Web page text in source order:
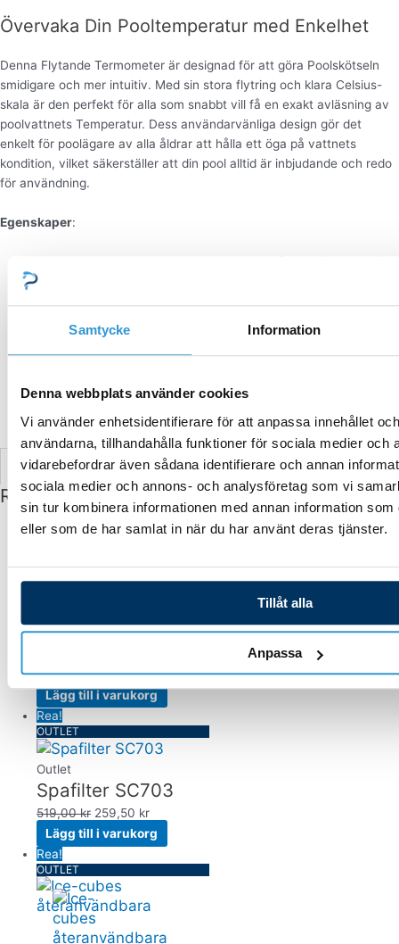
Samtycke Information
Denna webbplats använder cookies
Vi använder enhetsidentifierare för att anpassa innehållet
användarna, tillhandahålla funktioner för sociala medier och
vidarebefordrar även sådana identifierare och annan
sociala medier och annons- och analysföretag som vi
sin tur kombinera informationen med annan information som
eller som de har samlat in när du har använt deras tjänster.
Tillåt alla
Anpassa
Övervaka Din Pooltemperatur med Enkelhet
Denna Flytande Termometer är designad för att göra Poolskötseln
smidigare och mer intuitiv. Med sin stora flytring och klara Celsius-
skala är den perfekt för alla som snabbt vill få en exakt avläsning av
poolvattnets Temperatur. Dess användarvänliga design gör det
enkelt för poolägare av alla åldrar att hålla ett öga på vattnets
kondition, vilket säkerställer att din pool alltid är inbjudande och redo
för användning.
Egenskaper:
att hitta i vattnet.
Lättanvänd: Ingen installation krävs, placera bara
termometern i vattnet.
och poolkemikalier.
Perfekt för Alla Pooltyper: Användbar i både privata pooler och
offentliga badanläggningar.
Vikt
0,300000 kg
Relaterade produkter
OUTLET
Tergent
Outlet
-40°C Flakes 5 L
150,00kr 112,00kr
Lägg till i varukorg
Rea!
OUTLET
Outlet
Spafilter SC703
519,00kr 259,50 kr
Lägg till i varukorg
Rea!
OUTLET